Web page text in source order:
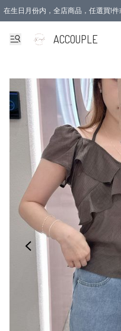
在生日月份内，全店商品，任選買1件
ACCOUPLE